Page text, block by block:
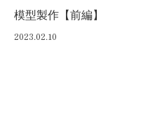
模型製作【前編】
2023.02.10